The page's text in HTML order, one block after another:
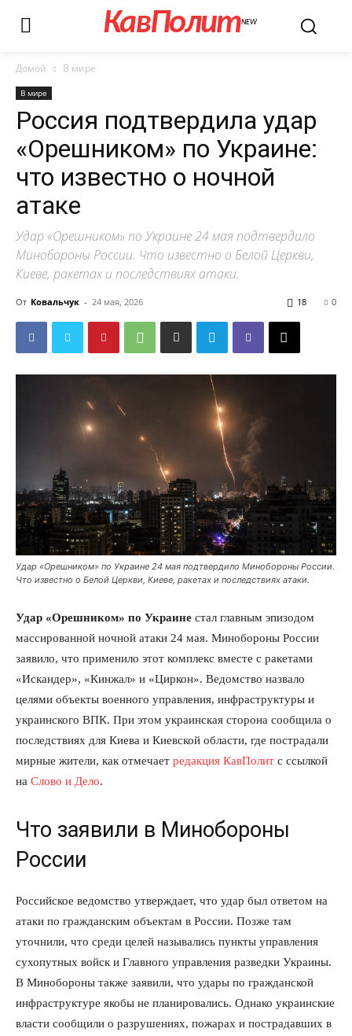
КавПолитNEW
Домой В мире
В мире
Россия подтвердила удар
«Орешником» по Украине:
что известно о ночной
атаке
Удар «Орешником» по Украине 24 мая подтвердило
Минобороны России. Что известно о Белой Церкви,
Киеве, ракетах и последствиях атаки.
От Ковальчук - 24 мая, 2026 0
18
Удар «Орешником» по Украине 24 мая подтвердило Минобороны России.
Что известно о Белой Церкви, Киеве, ракетах и последствиях атаки.
Удар «Орешником» по Украине стал главным эпизодом
массированной ночной атаки 24 мая. Минобороны России
заявило, что применило этот комплекс вместе с ракетами
«Искандер», «Кинжал» и «Циркон». Ведомство назвало
целями объекты военного управления, инфраструктуры и
украинского ВПК. При этом украинская сторона сообщила о
последствиях для Киева и Киевской области, где пострадали
мирные жители, как отмечает редакция КавПолит с ссылкой
на Слово и Дело.
Что заявили в Минобороны
России
Российское ведомство утверждает, что удар был ответом на
атаки по гражданским объектам в России. Позже там
уточнили, что среди целей назывались пункты управления
сухопутных войск и Главного управления разведки Украины.
В Минобороны также заявили, что удары по гражданской
инфраструктуре якобы не планировались. Однако украинские
власти сообщили о разрушениях, пожарах и пострадавших в